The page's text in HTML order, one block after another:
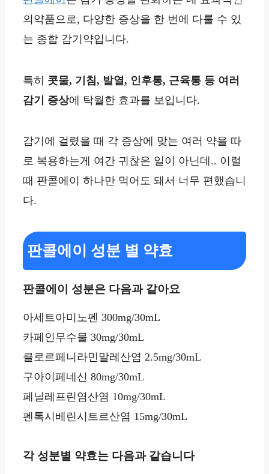
의약품으로, 다양한 증상을 한 번에 다룰 수 있
는 종합 감기약입니다.
특히 콧물, 기침, 발열, 인후통, 근육통 등 여러
감기 증상에 탁월한 효과를 보입니다.
감기에 걸렸을 때 각 증상에 맞는 여러 약을 따
로 복용하는게 여간 귀찮은 일이 아닌데.. 이럴
때 판콜에이 하나만 먹어도 돼서 너무 편했습니
다.
판콜에이 성분 별 약효
판콜에이 성분은 다음과 같아요
아세트아미노펜 300mg/30mL
카페인무수물 30mg/30mL
클로르페니라민말레산염 2.5mg/30mL
구아이페네신 80mg/30mL
페닐레프린염산염 10mg/30mL
펜톡시베린시트르산염 15mg/30mL
각 성분별 약효는 다음과 같습니다